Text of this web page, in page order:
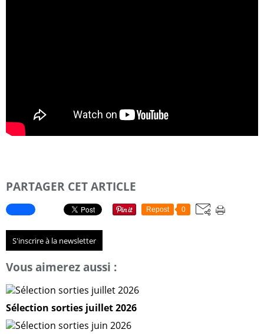
PARTAGER CET ARTICLE
Repost 0
S'inscrire à la newsletter
Vous aimerez aussi :
Sélection sorties juillet 2026